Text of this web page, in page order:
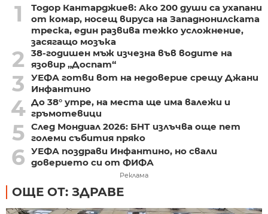
1
Тодор Кантарджиев: Ако 200 души са ухапани
от комар, носещ вируса на Западнонилската
треска, един развива тежко усложнение,
засягащо мозъка
2
38-годишен мъж изчезна във водите на
язовир „Доспат“
3
УЕФА готви вот на недоверие срещу Джани
Инфантино
4 До 38° утре, на места ще има валежи и
гръмотевици
5 След Мондиал 2026: БНТ излъчва още пет
големи събития пряко
6 УЕФА поздрави Инфантино, но свали
доверието си от ФИФА
Реклама
ОЩЕ ОТ: ЗДРАВЕ